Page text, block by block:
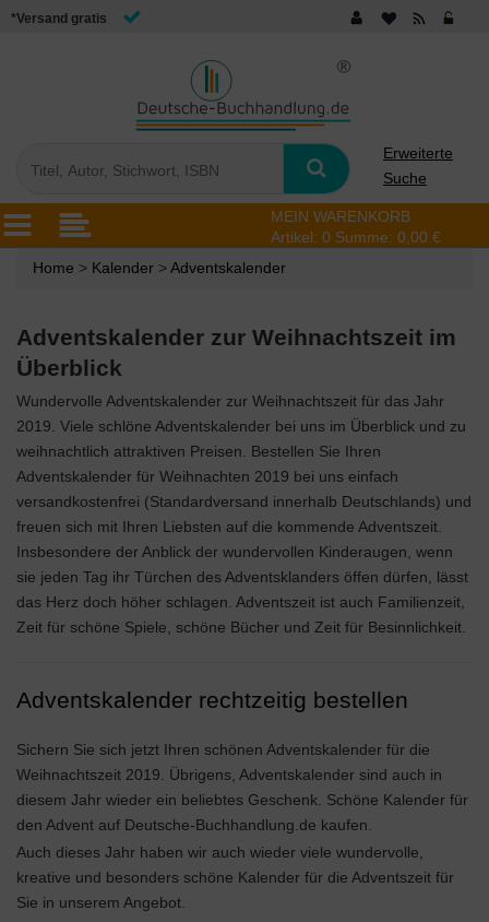
*Versand gratis
Erweiterte
Suche
MEIN WARENKORB
Artikel: 0 Summe: 0,00 €
Home > Kalender >Adventskalender
Adventskalender zur Weihnachtszeit im
Überblick
Wundervolle Adventskalender zur Weihnachtszeit für das Jahr
2019. Viele schlöne Adventskalender bei uns im Überblick und zu
weihnachtlich attraktiven Preisen. Bestellen Sie Ihren
Adventskalender für Weihnachten 2019 bei uns einfach
versandkostenfrei (Standardversand innerhalb Deutschlands) und
freuen sich mit Ihren Liebsten auf die kommende Adventszeit.
Insbesondere der Anblick der wundervollen Kinderaugen, wenn
sie jeden Tag ihr Türchen des Adventsklanders öffen dürfen, lässt
das Herz doch höher schlagen. Adventszeit ist auch Familienzeit,
Zeit für schöne Spiele, schöne Bücher und Zeit für Besinnlichkeit.
Adventskalender rechtzeitig bestellen
Sichern Sie sich jetzt Ihren schönen Adventskalender für die
Weihnachtszeit 2019. Übrigens, Adventskalender sind auch in
diesem Jahr wieder ein beliebtes Geschenk. Schöne Kalender für
den Advent auf Deutsche-Buchhandlung.de kaufen.
Auch dieses Jahr haben wir auch wieder viele wundervolle,
kreative und besonders schöne Kalender für die Adventszeit für
Sie in unserem Angebot.